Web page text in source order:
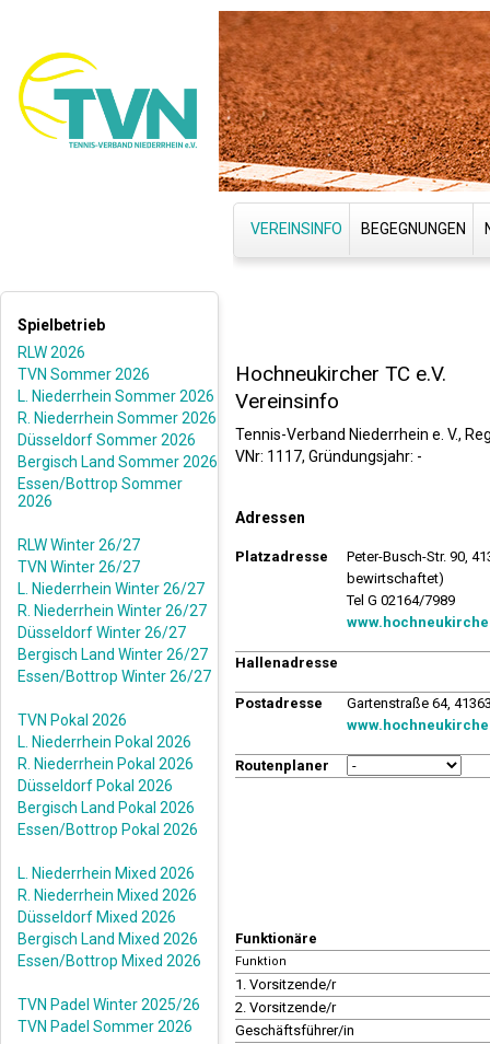
VEREINSINFO BEGEGNUNGEN
Spielbetrieb
RLW 2026
TVN Sommer 2026
L. Niederrhein Sommer 2026
R. Niederrhein Sommer 2026
Düsseldorf Sommer 2026
Bergisch Land Sommer 2026
Essen/Bottrop Sommer
2026
RLW Winter 26/27
TVN Winter 26/27
L. Niederrhein Winter 26/27
R. Niederrhein Winter 26/27
Düsseldorf Winter 26/27
Bergisch Land Winter 26/27
Essen/Bottrop Winter 26/27
TVN Pokal 2026
L. Niederrhein Pokal 2026
R. Niederrhein Pokal 2026
Düsseldorf Pokal 2026
Bergisch Land Pokal 2026
Essen/Bottrop Pokal 2026
L. Niederrhein Mixed 2026
R. Niederrhein Mixed 2026
Düsseldorf Mixed 2026
Bergisch Land Mixed 2026
Essen/Bottrop Mixed 2026
TVN Padel Winter 2025/26
TVN Padel Sommer 2026
Hochneukircher TC e.V.
Vereinsinfo
Tennis-Verband Niederrhein e. V.,
VNr: 1117, Gründungsjahr: -
Adressen
Platzadresse
Peter-Busch-Str. 90,
bewirtschaftet)
Tel G 02164/7989
Hallenadresse
Postadresse
Gartenstraße 64,
Routenplaner
Funktionäre
Funktion
1. Vorsitzende/r
2. Vorsitzende/r
Geschäftsführer/in